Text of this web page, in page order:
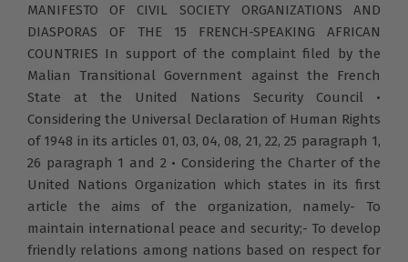
MANIFESTO OF CIVIL SOCIETY ORGANIZATIONS AND
DIASPORAS OF THE 15 FRENCH-SPEAKING AFRICAN
COUNTRIES In support of the complaint filed by the
Malian Transitional Government against the French
State at the United Nations Security Council •
Considering the Universal Declaration of Human Rights
of 1948 in its articles 01, 03, 04, 08, 21, 22, 25 paragraph 1,
26 paragraph 1 and 2 • Considering the Charter of the
United Nations Organization which states in its first
article the aims of the organization, namely- To
maintain international peace and security;- To develop
friendly relations among nations based on respect for